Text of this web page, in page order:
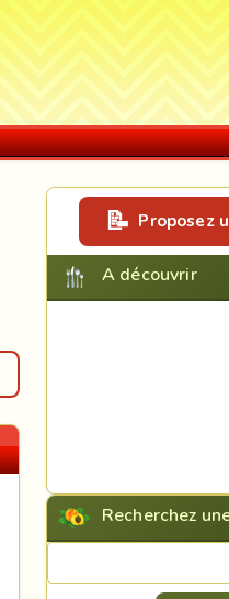
Proposez
A découvrir
Recherchez